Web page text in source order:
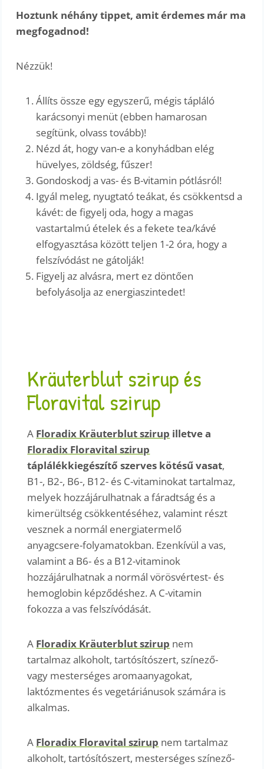
Hoztunk néhány tippet, amit érdemes már ma
megfogadnod!
Nézzük!
Állíts össze egy egyszerű, mégis tápláló
karácsonyi menüt (ebben hamarosan
segítünk, olvass tovább)!
Nézd át, hogy van-e a konyhádban elég
hüvelyes, zöldség, fűszer!
Gondoskodj a vas- és B-vitamin pótlásról!
Igyál meleg, nyugtató teákat, és csökkentsd a
kávét: de figyelj oda, hogy a magas
vastartalmú ételek és a fekete tea/kávé
elfogyasztása között teljen 1-2 óra, hogy a
felszívódást ne gátolják!
Figyelj az alvásra, mert ez döntően
befolyásolja az energiaszintedet!
Kräuterblut szirup és
Floravital szirup
A Floradix Kräuterblut szirup illetve a
Floradix Floravital szirup
táplálékkiegészítő szerves kötésű vasat,
B1-, B2-, B6-, B12- és C-vitaminokat tartalmaz,
melyek hozzájárulhatnak a fáradtság és a
kimerültség csökkentéséhez, valamint részt
vesznek a normál energiatermelő
anyagcsere-folyamatokban. Ezenkívül a vas,
valamint a B6- és a B12-vitaminok
hozzájárulhatnak a normál vörösvértest- és
hemoglobin képződéshez. A C-vitamin
fokozza a vas felszívódását.
A Floradix Kräuterblut szirup nem
tartalmaz alkoholt, tartósítószert, színező-
vagy mesterséges aromaanyagokat,
laktózmentes és vegetáriánusok számára is
alkalmas.
A Floradix Floravital szirup nem tartalmaz
alkoholt, tartósítószert, mesterséges színező-